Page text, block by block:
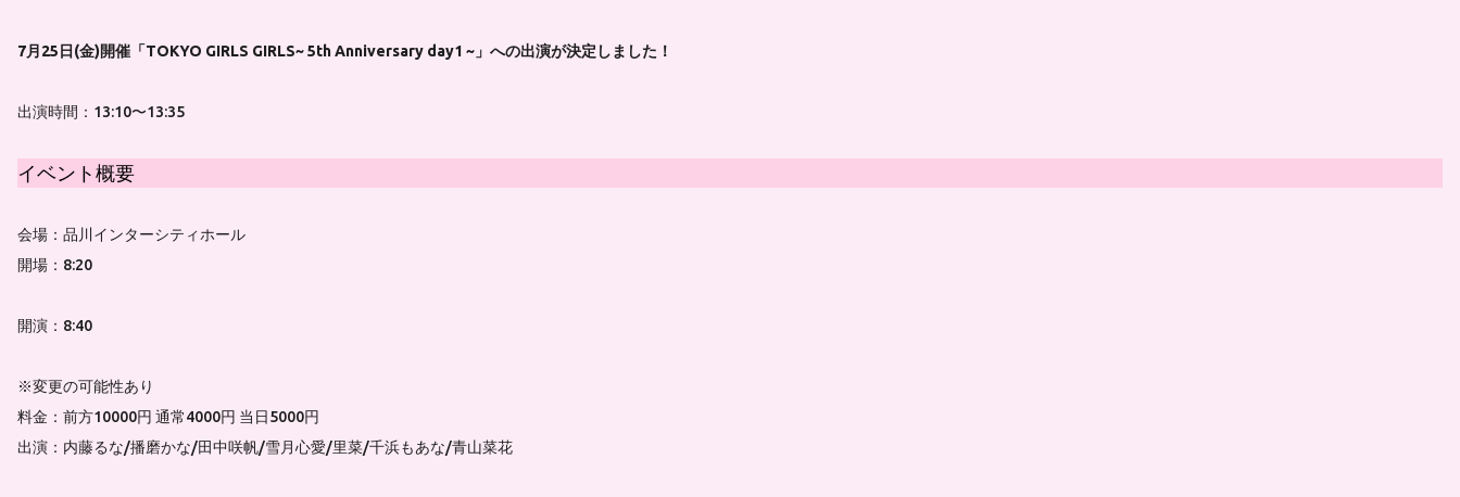
7月25日(金)開催「TOKYO GIRLS GIRLS~ 5th Anniversary day1 ~」への出演が決定しました！
出演時間：13:10〜13:35
イベント概要
会場：品川インターシティホール
開場：8:20
開演：8:40
※変更の可能性あり
料金：前方10000円 通常4000円 当日5000円
出演：内藤るな/播磨かな/田中咲帆/雪月心愛/里菜/千浜もあな/青山菜花